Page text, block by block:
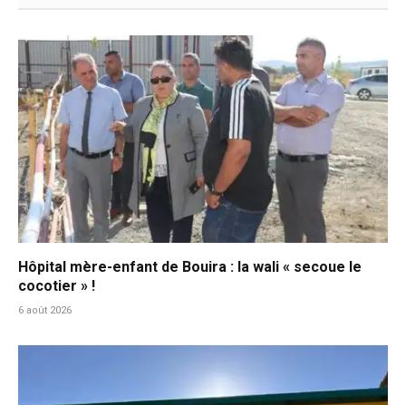
Hôpital mère-enfant de Bouira : la wali « secoue le
cocotier » !
6 août 2026